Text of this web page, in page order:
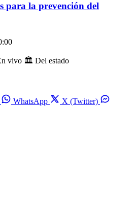
para la prevención del
vivo 🏛️ Del estado
WhatsApp
X (Twitter)